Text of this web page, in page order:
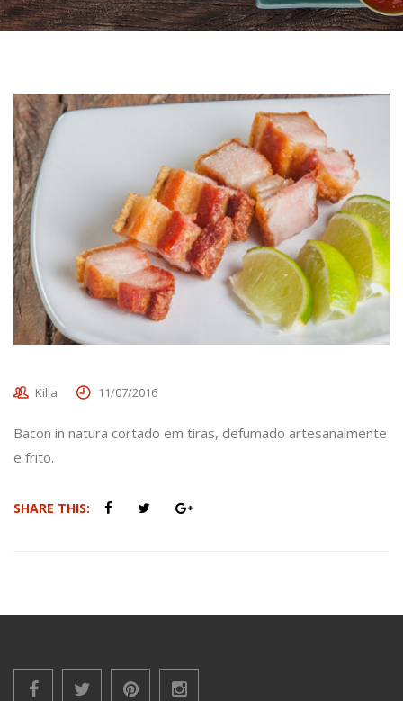
Killa 11/07/2016
Bacon in natura cortado em tiras, defumado artesanalmente
e frito.
SHARE THIS: